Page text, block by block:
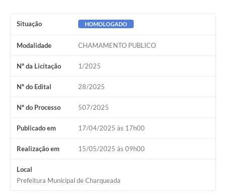
Situação HOMOLOGADO
Modalidade CHAMAMENTO PUBLICO
Nº da Licitação 1/2025
Nº do Edital 28/2025
Nº do Processo 507/2025
Publicado em 17/04/2025 às 17h00
Realização em 15/05/2025 às 09h00
Local
Prefeitura Municipal de Charqueada